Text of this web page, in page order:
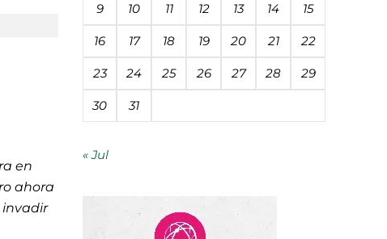
la contaminación
en
ahora
invadir
9 10 11 12 13 14 15
16 17 18 19 20 21 22
23 24 25 26 27 28 29
30 31
« Jul